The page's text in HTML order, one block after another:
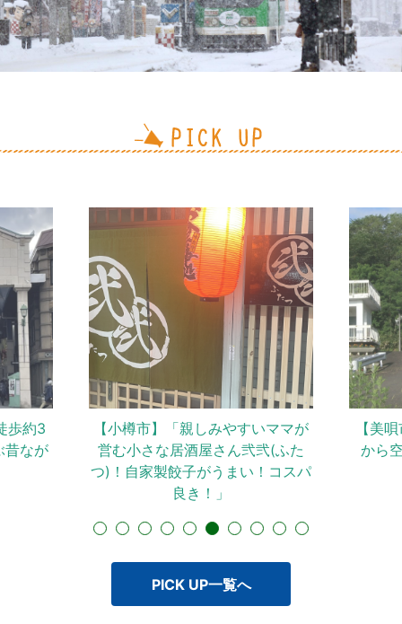
約3
なが
【小樽市】「親しみやすいママが
営む小さな居酒屋さん弐弐(ふた
つ)！自家製餃子がうまい！コスパ
良き！」
【美唄
から空
PICK UP一覧へ